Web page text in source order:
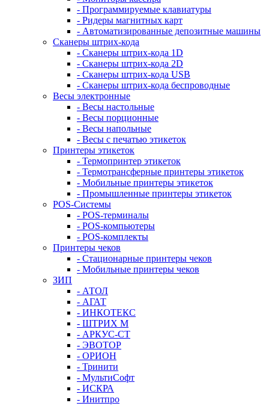
- Программируемые клавиатуры
- Ридеры магнитных карт
- Автоматизированные депозитные машины
Сканеры штрих-кода
- Сканеры штрих-кода 1D
- Сканеры штрих-кода 2D
- Сканеры штрих-кода USB
- Сканеры штрих-кода беспроводные
Весы электронные
- Весы настольные
- Весы порционные
- Весы напольные
- Весы с печатью этикеток
Принтеры этикеток
- Термопринтер этикеток
- Термотрансферные принтеры этикеток
- Мобильные принтеры этикеток
- Промышленные принтеры этикеток
POS-Системы
- POS-терминалы
- POS-компьютеры
- POS-комплекты
Принтеры чеков
- Стационарные принтеры чеков
- Мобильные принтеры чеков
ЗИП
- АТОЛ
- АГАТ
- ИНКОТЕКС
- ШТРИХ М
- АРКУС-СТ
- ЭВОТОР
- ОРИОН
- Тринити
- МультиСофт
- ИСКРА
- Инитпро